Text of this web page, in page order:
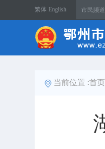
繁体 English 市民频
当前位置 :首页